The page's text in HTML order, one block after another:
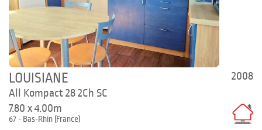
2008
LOUISIANE
All Kompact 28 2Ch SC
7.80 x 4.00m
67 - Bas-Rhin (France)